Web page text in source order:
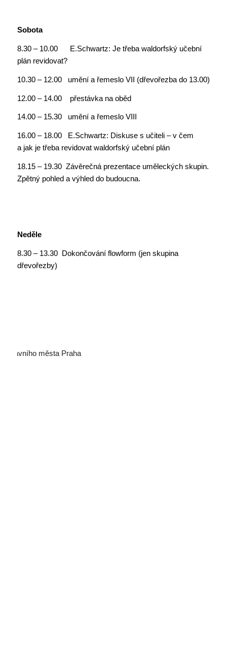
Sobota
8.30 – 10.00 E.Schwartz: Je třeba waldorfský učební
plán revidovat?
10.30 – 12.00 umění a řemeslo VII (dřevořezba do 13.00)
12.00 – 14.00 přestávka na oběd
14.00 – 15.30 umění a řemeslo VIII
16.00 – 18.00 E.Schwartz: Diskuse s učiteli – v čem
a jak je třeba revidovat waldorfský učební plán
18.15 – 19.30 Závěrečná prezentace uměleckých skupin.
Zpětný pohled a výhled do budoucna.
Neděle
8.30 – 13.30 Dokončování flowform (jen skupina
dřevořezby)